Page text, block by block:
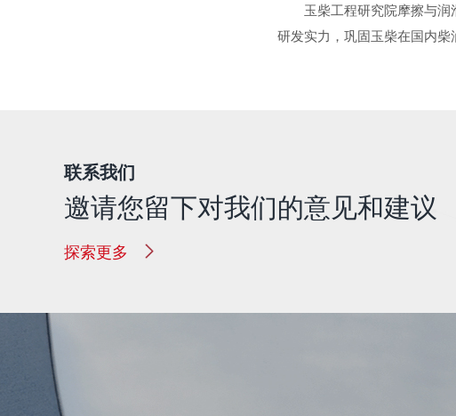
玉柴工程研究院摩擦与润滑
研发实力，巩固玉柴在国内柴
（唐宁/文
联系我们
邀请您留下对我们的意见和建议
探索更多